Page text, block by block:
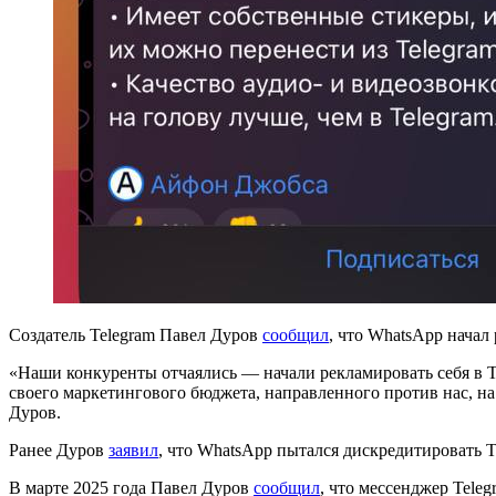
Создатель Telegram Павел Дуров сообщил, что WhatsApp начал
«Наши конкуренты отчаялись — начали рекламировать себя в
своего маркетингового бюджета, направленного против нас,
Дуров.
Ранее Дуров заявил, что WhatsApp пытался дискредитировать
В марте 2025 года Павел Дуров сообщил, что мессенджер